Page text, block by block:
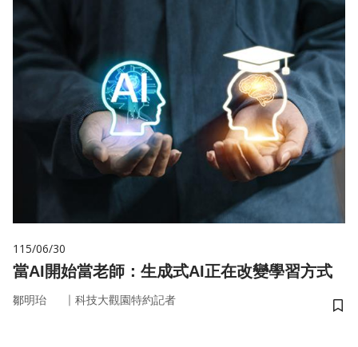
115/06/30
當AI開始當老師：生成式AI正在改變學習方式
鄒明珆 ｜ 科技大觀園特約記者
儲